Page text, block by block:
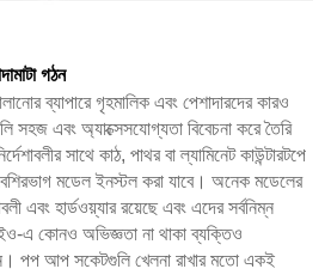
গঠন
ব্যাপারে গৃহমালিক এবং পেশাদারদের কারও
সহজ এবং অ্যাক্সেসযোগ্যতা বিবেচনা করে তৈরি
সাথে কাঠ, পাথর বা ল্যামিনেট কাউন্টারটপে
মডেল ইনস্টল করা যাবে। অনেক মডেলের
এবং হার্ডওয়্যার রয়েছে এবং এদের সর্বনিম্ন
এ কোনও অভিজ্ঞতা না থাকা ব্যক্তিও
পপ আপ সকেটগুলি খেলনা রাখার মতো একই